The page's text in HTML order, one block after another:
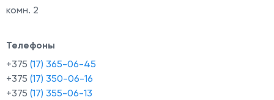
комн. 2
Телефоны
+375 (17) 365-06-45
+375 (17) 350-06-16
+375 (17) 355-06-13